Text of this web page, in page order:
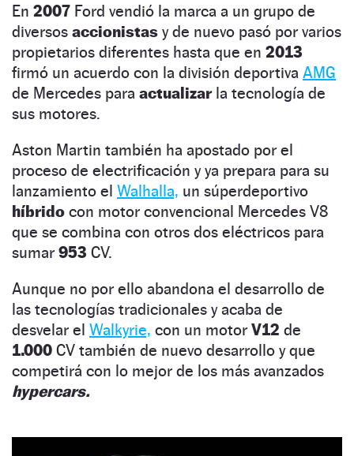
En 2007 Ford vendió la marca a un grupo de
diversos accionistas y de nuevo pasó por varios
propietarios diferentes hasta que en 2013
firmó un acuerdo con la división deportiva AMG
de Mercedes para actualizarla tecnología de
sus motores.
Aston Martin también ha apostado por el
proceso de electrificación y ya prepara para su
lanzamiento el Walhalla, un súperdeportivo
híbrido con motor convencional Mercedes V8
que se combina con otros dos eléctricos para
sumar 953 CV.
Aunque no por ello abandona el desarrollo de
las tecnologías tradicionales y acaba de
desvelar el Walkyrie, con un motor V12 de
1.000 CV también de nuevo desarrollo y que
competirá con lo mejor de los más avanzados
hypercars.